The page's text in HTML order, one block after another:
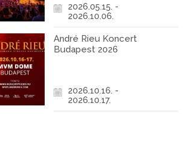
2026.05.15. -
2026.10.06.
André Rieu Koncert
Budapest 2026
2026.10.16. -
2026.10.17.